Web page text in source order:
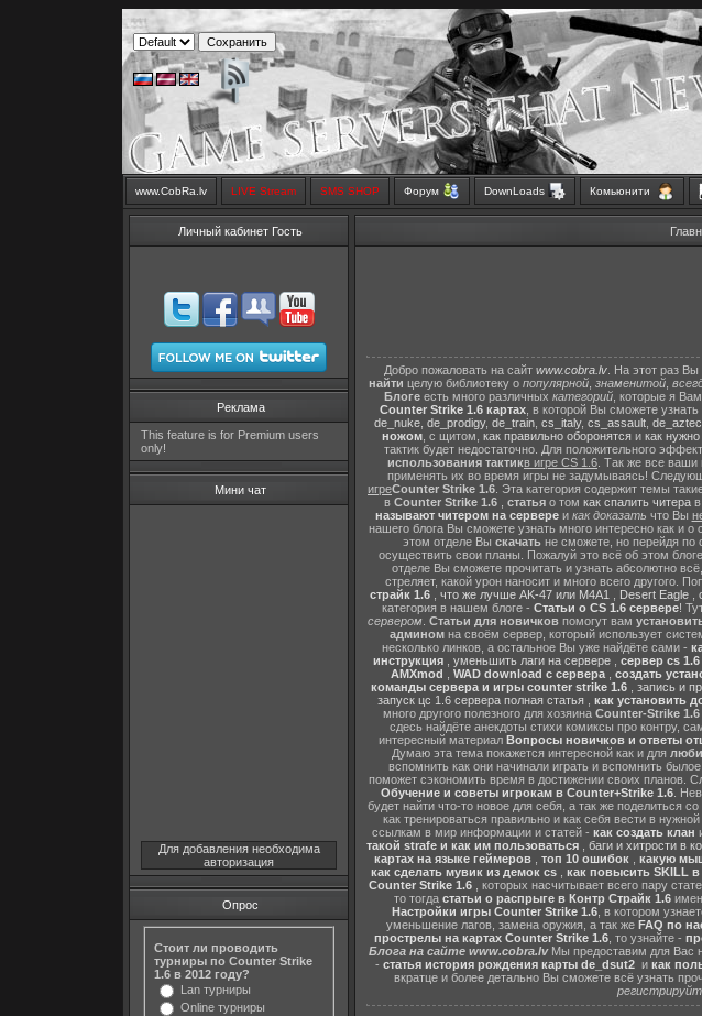
www.CobRa.lv LIVE Stream SMS SHOP Форум DownLoads Комьюнити
Личный кабинет Гость
Реклама
This feature is for Premium users
only!
Мини чат
Для добавления необходима
авторизация
Опрос
Стоит ли проводить
турниры по Counter Strike
1.6 в 2012 году?
Lan турниры
Online турниры
Добро пожаловать на сайт www.cobra.lv . На этот раз
найти целую библиотеку о популярной знаменитой
Блоге есть много различных категорий , которые я
Counter Strike 1.6 картах, в которой Вы сможете узнать
de_nuke, de_prodigy, de_train, cs_italy, cs_assault, de_aztec
ножом , с щитом, как правильно оборонятся и как нужно
тактик будет недостаточно. Для положительного
использования тактикв игре CS 1.6 . Так же все
применять их во время игры не задумываясь!
игреCounter Strike 1.6 . Эта категория содержит темы
в Counter Strike 1.6 статья о том как спалить читера
называют читером на сервереи как доказать что Вы
нашего блога Вы сможете узнать много интересно как и
этом отделе Вы скачатьне сможете, но перейдя по
осуществить свои планы. Пожалуй это всё об этом
отделе Вы сможете прочитать и узнать абсолютно
стреляет, какой урон наносит и много всего другого.
страйк 1.6
что же лучше AK-47 или M4A1 Desert Eagle
категория в нашем блоге - Статьи о CS 1.6 сервере!
сервером Статьи для новичков помогут вам
админомна своём сервер, который использует
несколько линков, а остальное Вы уже найдёте сами -
инструкция
уменьшить лаги на сервере сервер cs
AMXmod
WAD download с сервера, создать
команды сервера и игры counter strike 1.6
запись и
запуск цс 1.6 сервера полная статья, как установить
много другого полезного для хозяина Counter-Strike
сдесь найдёте анекдоты стихи комиксы про контру,
интересный материал Вопросы новичков и ответы
Думаю эта тема покажется интересной как и для
вспомнить как они начинали играть и вспомнить
поможет сэкономить время в достижении своих планов.
Обучение и советы игрокам в Counter+Strike 1.6.
будет найти что-то новое для себя, а так же поделиться
как тренироваться правильно и как себя вести в
ссылкам в мир информации и статей - как создать клан
такой strafe и как им пользоваться
баги и хитрости в
картах на языке геймеров, топ 10 ошибок, какую
как сделать мувик из демок cs, как повысить SKILL в
Counter Strike 1.6, которых насчитывает всего пару
то тогда статьи о распрыге в Контр Страйк 1.6
Настройки игры Counter Strike 1.6, в котором
уменьшение лагов, замена оружия, а так же FAQ по
прострелы на картах Counter Strike 1.6, то узнайте -
Блога на сайте www.cobra.lvМы предоставим для Вас
- статья история рождения карты de_dsut2и как
вкратце и более детально Вы сможете всё узнать